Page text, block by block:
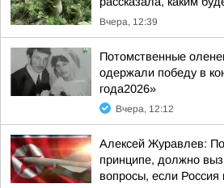
Вчера, 12:39
Потомственные
одержали победу в
года2026»
Вчера, 12:12
Алексей Журавлев:
принципе, должно
вопросы, если Россия